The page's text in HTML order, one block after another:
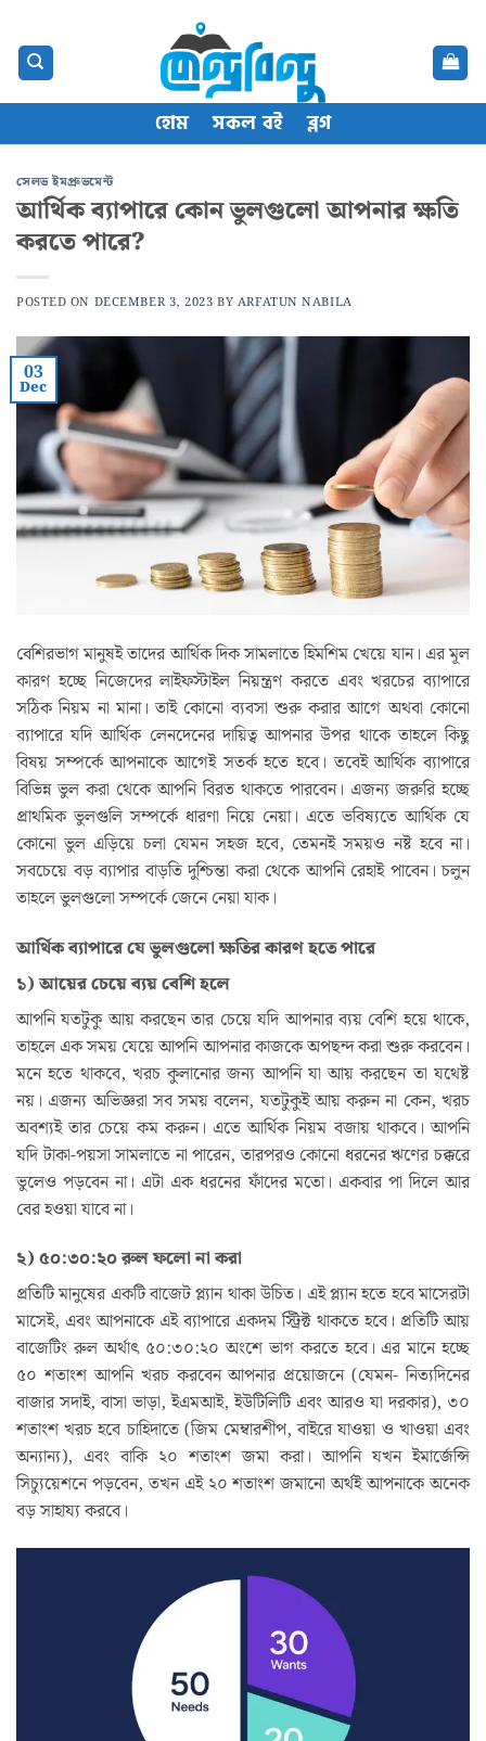
content
হোম সকল বই ব্লগ
সেলভ ইমপ্রুভমেন্ট
আর্থিক ব্যাপারে কোন ভুলগুলো আপনার ক্ষতি
করতে পারে?
POSTED ON DECEMBER 3, 2023 BY ARFATUN NABILA
03
Dec
বেশিরভাগ মানুষই তাদের আর্থিক দিক সামলাতে হিমশিম খেয়ে যান। এর মূল
কারণ হচ্ছে নিজেদের লাইফস্টাইল নিয়ন্ত্রণ করতে এবং খরচের ব্যাপারে
সঠিক নিয়ম না মানা। তাই কোনো ব্যবসা শুরু করার আগে অথবা কোনো
ব্যাপারে যদি আর্থিক লেনদেনের দায়িত্ব আপনার উপর থাকে তাহলে কিছু
বিষয় সম্পর্কে আপনাকে আগেই সতর্ক হতে হবে। তবেই আর্থিক ব্যাপারে
বিভিন্ন ভুল করা থেকে আপনি বিরত থাকতে পারবেন। এজন্য জরুরি হচ্ছে
প্রাথমিক ভুলগুলি সম্পর্কে ধারণা নিয়ে নেয়া। এতে ভবিষ্যতে আর্থিক যে
কোনো ভুল এড়িয়ে চলা যেমন সহজ হবে, তেমনই সময়ও নষ্ট হবে না।
সবচেয়ে বড় ব্যাপার বাড়তি দুশ্চিন্তা করা থেকে আপনি রেহাই পাবেন। চলুন
তাহলে ভুলগুলো সম্পর্কে জেনে নেয়া যাক।
আর্থিক ব্যাপারে যে ভুলগুলো ক্ষতির কারণ হতে পারে
১) আয়ের চেয়ে ব্যয় বেশি হলে
আপনি যতটুকু আয় করছেন তার চেয়ে যদি আপনার ব্যয় বেশি হয়ে থাকে,
তাহলে এক সময় যেয়ে আপনি আপনার কাজকে অপছন্দ করা শুরু করবেন।
মনে হতে থাকবে, খরচ কুলানোর জন্য আপনি যা আয় করছেন তা যথেষ্ট
নয়। এজন্য অভিজ্ঞরা সব সময় বলেন, যতটুকুই আয় করুন না কেন, খরচ
অবশ্যই তার চেয়ে কম করুন। এতে আর্থিক নিয়ম বজায় থাকবে। আপনি
যদি টাকা-পয়সা সামলাতে না পারেন, তারপরও কোনো ধরনের ঋণের চক্করে
ভুলেও পড়বেন না। এটা এক ধরনের ফাঁদের মতো। একবার পা দিলে আর
বের হওয়া যাবে না।
২) ৫০:৩০:২০ রুল ফলো না করা
প্রতিটি মানুষের একটি বাজেট প্ল্যান থাকা উচিত। এই প্ল্যান হতে হবে মাসেরটা
মাসেই, এবং আপনাকে এই ব্যাপারে একদম স্ট্রিক্ট থাকতে হবে। প্রতিটি আয়
বাজেটিং রুল অর্থাৎ ৫০:৩০:২০ অংশে ভাগ করতে হবে। এর মানে হচ্ছে
৫০ শতাংশ আপনি খরচ করবেন আপনার প্রয়োজনে (যেমন- নিত্যদিনের
বাজার সদাই, বাসা ভাড়া, ইএমআই, ইউটিলিটি এবং আরও যা দরকার), ৩০
শতাংশ খরচ হবে চাহিদাতে (জিম মেম্বারশীপ, বাইরে যাওয়া ও খাওয়া এবং
অন্যান্য), এবং বাকি ২০ শতাংশ জমা করা। আপনি যখন ইমার্জেন্সি
সিচ্যুয়েশনে পড়বেন, তখন এই ২০ শতাংশ জমানো অর্থই আপনাকে অনেক
বড় সাহায্য করবে।